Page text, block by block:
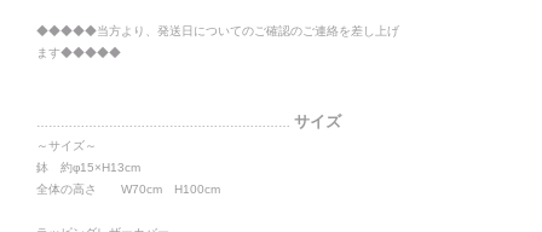
◆◆◆◆◆当方より、発送日についてのご確認のご連絡を差し上げ
ます◆◆◆◆◆
サイズ
～サイズ～
鉢 約φ15×H13cm
全体の高さ W70cm H100cm